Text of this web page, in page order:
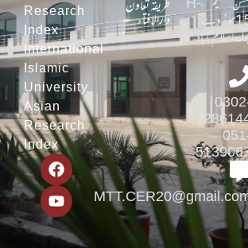
Research
Index
International
Islamic
University
Asian
Research
Index
طریقہ تعاون
دارالافتاء 15موٹروے
اسلام آباد